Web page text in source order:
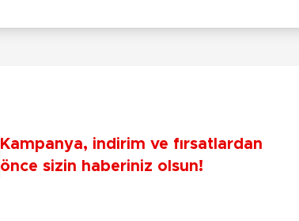
Kampanya, indirim ve fırsatlardan
önce sizin haberiniz olsun!